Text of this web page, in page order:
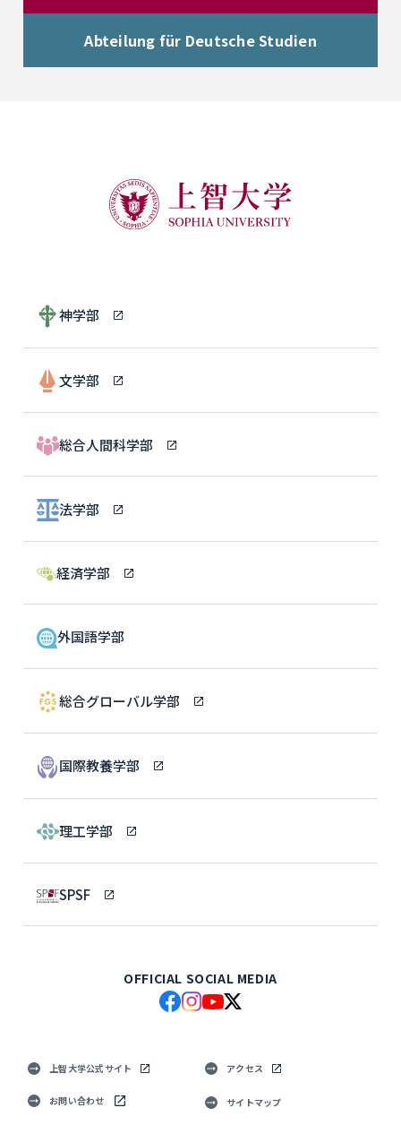
Abteilung für Deutsche Studien
神学部
文学部
総合人間科学部
法学部
経済学部
外国語学部
総合グローバル学部
国際教養学部
理工学部
SPSF
OFFICIAL SOCIAL MEDIA
上智大学公式サイト アクセス
お問い合わせ サイトマップ